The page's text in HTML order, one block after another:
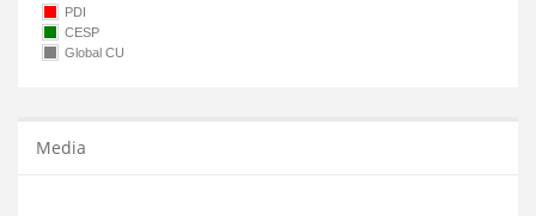
PDI
CESP
Global CU
Media